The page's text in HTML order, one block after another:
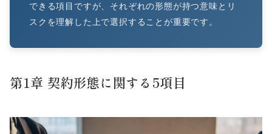
できる項目ですが、それぞれの形態が持つ意味とリ
スクを理解した上で選択することが重要です。
第1章 契約形態に関する5項目